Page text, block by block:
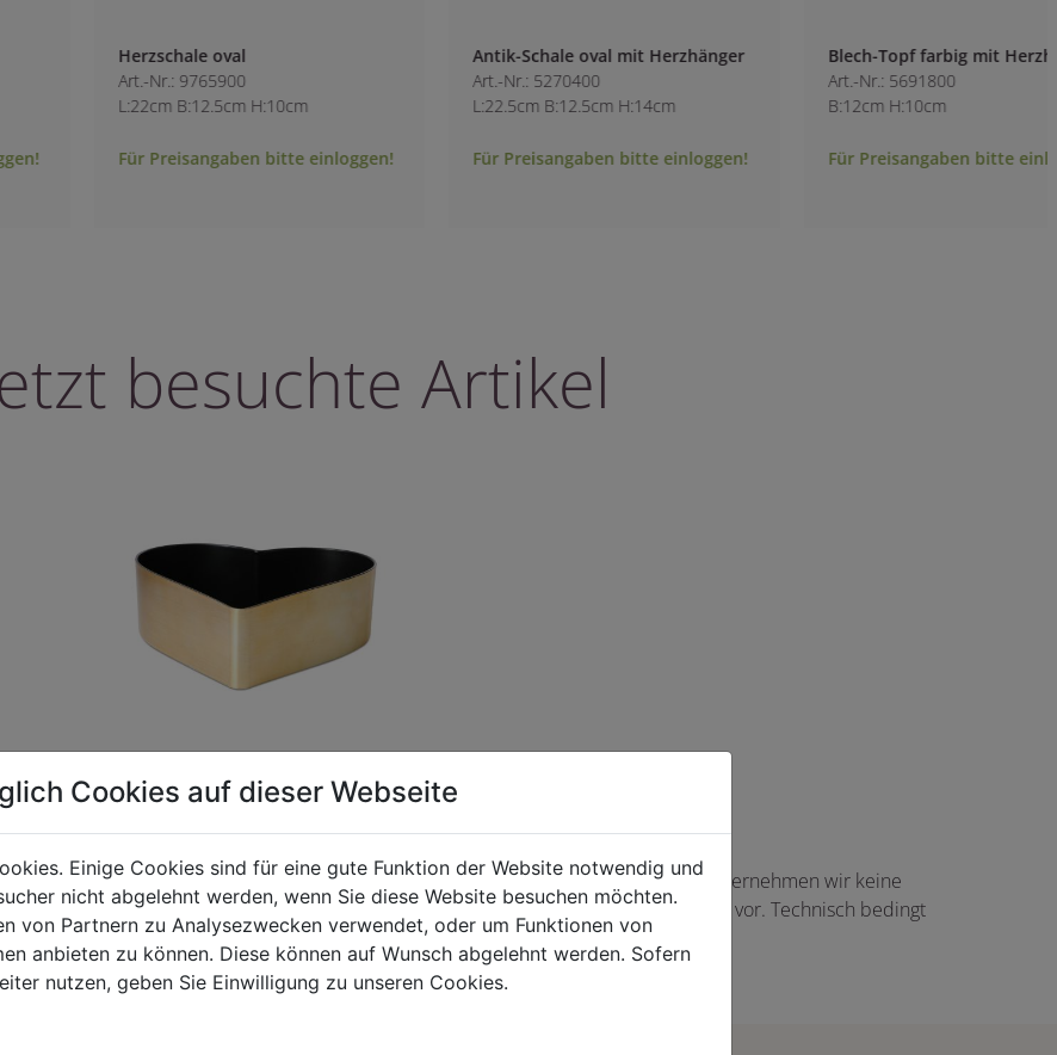
einloggen!
Antik-Schale oval mit Herzhänger
Art.-Nr.: 5270400
L:22.5cm B:12.5cm H:14cm
Für Preisangaben bitte einloggen!
Blech-Topf farbig mit Herzhänger
Art.-Nr.: 5691800
B:12cm H:10cm
Für Preisangaben bitte einloggen!
Pflanzherz rebe
Art.-Nr.: 9711500
L:30cm B:30cm
Für
besuchte Artikel
und Versandkosten. Für Irrtümer und fehlerhaft angezeigte Angaben übernehmen wir keine
wir uns die Berechnung eines Mindermengenzuschlags in Höhe von 5,00 EUR vor. Technisch bedingt
zwischen der Bildschirmdarstellung und dem Originalartikel auftreten.
Cookies auf dieser Webseite
Einige Cookies sind für eine gute Funktion der Website notwendig und
nicht abgelehnt werden, wenn Sie diese Website besuchen möchten.
von Partnern zu Analysezwecken verwendet, oder um Funktionen von
anbieten zu können. Diese können auf Wunsch abgelehnt werden. Sofern
nutzen, geben Sie Einwilligung zu unseren Cookies.